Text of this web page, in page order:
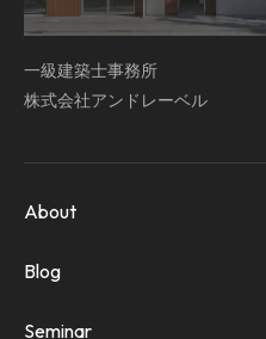
一級建築士事務所
株式会社アンドレーベル
About
Blog
Seminar